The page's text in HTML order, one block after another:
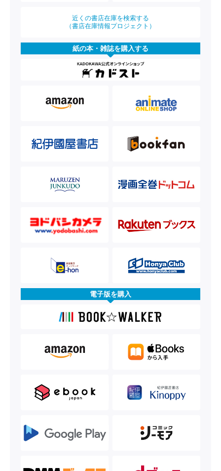
近くの書店在庫を検索する
（書店在庫情報プロジェクト）
紙の本・雑誌を購入する
電子版を購入